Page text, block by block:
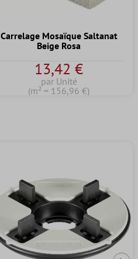
Carrelage Mosaïque Saltanat
Beige Rosa
13,42 €
par Unité
(m² = 156,96 €)